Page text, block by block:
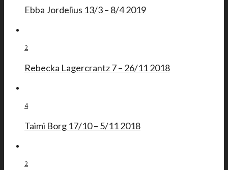
Ebba Jordelius 13/3 – 8/4 2019
2
Rebecka Lagercrantz 7 – 26/11 2018
4
Taimi Borg 17/10 – 5/11 2018
2